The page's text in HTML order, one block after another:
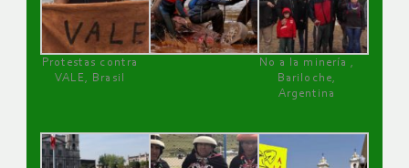
Protestas contra
VALE, Brasil
No a la minería ,
Bariloche,
Argentina